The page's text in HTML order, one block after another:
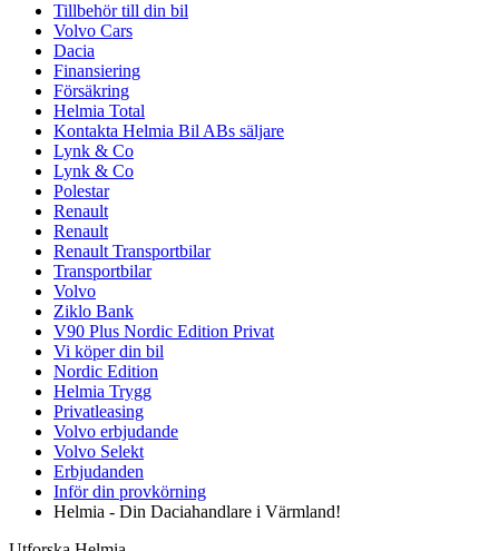
Tillbehör till din bil
Volvo Cars
Dacia
Finansiering
Försäkring
Helmia Total
Kontakta Helmia Bil ABs säljare
Lynk & Co
Lynk & Co
Polestar
Renault
Renault
Renault Transportbilar
Transportbilar
Volvo
Ziklo Bank
V90 Plus Nordic Edition Privat
Vi köper din bil
Nordic Edition
Helmia Trygg
Privatleasing
Volvo erbjudande
Volvo Selekt
Erbjudanden
Inför din provkörning
Helmia - Din Daciahandlare i Värmland!